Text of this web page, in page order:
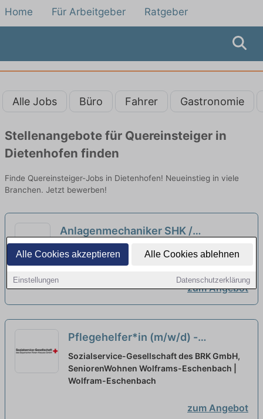
Alle Cookies akzeptieren Alle Cookies ablehnen
Einstellungen Datenschutzerklärung
Home Für Arbeitgeber Ratgeber
Alle Jobs Büro Fahrer Gastronomie
Stellenangebote für Quereinsteiger in
Dietenhofen finden
Finde Quereinsteiger-Jobs in Dietenhofen! Neueinstieg in viele
Branchen. Jetzt bewerben!
Anlagenmechaniker SHK /
Kundendienstmonteur (m/w/d)
Quereinsteiger aus dem
Wimmer Haustechnik GmbH | Bad Windsheim
zum Angebot
Pflegehelfer*in (m/w/d) -
Quereinsteiger willkommen - neu
Sozialservice-Gesellschaft des BRK GmbH,
SeniorenWohnen Wolframs-Eschenbach |
Wolfram-Eschenbach
zum Angebot